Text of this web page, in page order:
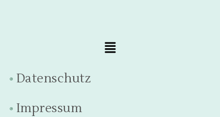
Datenschutz
Impressum